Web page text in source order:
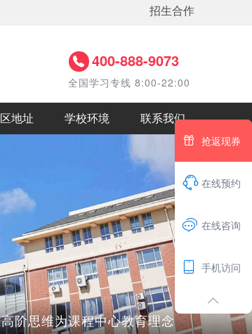
招生合作
400-888-9073
全国学习专线 8:00-22:00
地址 学校环境 联系我们
阶思维为课程中心教育理念
 抢返现券
 在线预约

1 在线咨询
 手机访问